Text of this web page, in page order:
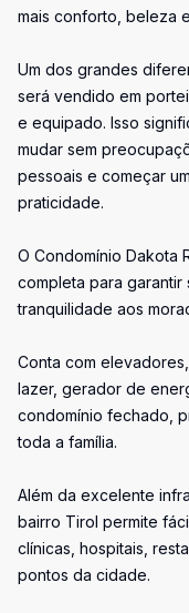
mais conforto, beleza
Um dos grandes
será vendido em
e equipado. Isso
mudar sem
pessoais e começar
praticidade.
O Condomínio Dakota
completa para
tranquilidade aos
Conta com
lazer, gerador de
condomínio fechado,
toda a família.
Além da excelente
bairro Tirol permite
clínicas, hospitais,
pontos da cidade.